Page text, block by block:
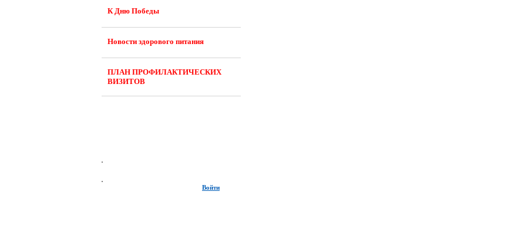
К Дню Победы
Новости здорового питания
ПЛАН ПРОФИЛАКТИЧЕСКИХ
ВИЗИТОВ
Войти